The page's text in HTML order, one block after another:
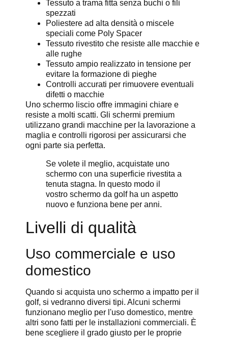
Tessuto a trama fitta senza buchi o fili
spezzati
Poliestere ad alta densità o miscele
speciali come Poly Spacer
Tessuto rivestito che resiste alle macchie e
alle rughe
Tessuto ampio realizzato in tensione per
evitare la formazione di pieghe
Controlli accurati per rimuovere eventuali
difetti o macchie
Uno schermo liscio offre immagini chiare e
resiste a molti scatti. Gli schermi premium
utilizzano grandi macchine per la lavorazione a
maglia e controlli rigorosi per assicurarsi che
ogni parte sia perfetta.
Se volete il meglio, acquistate uno
schermo con una superficie rivestita a
tenuta stagna. In questo modo il
vostro schermo da golf ha un aspetto
nuovo e funziona bene per anni.
Livelli di qualità
Uso commerciale e uso
domestico
Quando si acquista uno schermo a impatto per il
golf, si vedranno diversi tipi. Alcuni schermi
funzionano meglio per l'uso domestico, mentre
altri sono fatti per le installazioni commerciali. È
bene scegliere il grado giusto per le proprie